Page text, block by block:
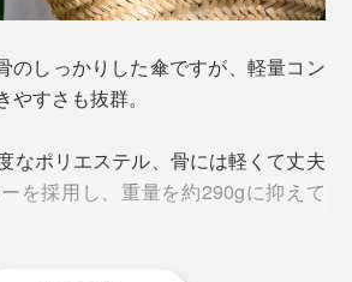
の試験結果
の照り返しや太陽の角度によって差
すとささないのとでは大違い。真夏
こと、傘を開いた瞬間、ひんやり感
、耐風速は11m/s。豪雨や注意
風にも耐えられる丈夫さです。
のしっかりした傘ですが、軽量コン
すさも抜群。
なポリエステル、骨には軽くて丈夫
を採用し、重量を約290gに抑えて